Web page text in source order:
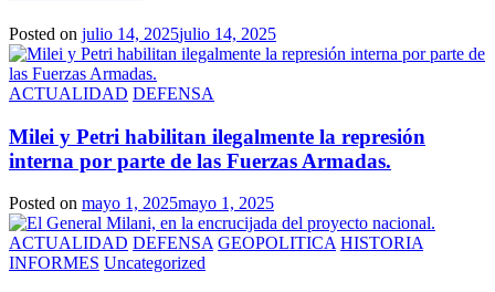
Posted on julio 14, 2025julio 14, 2025
ACTUALIDAD DEFENSA
Milei y Petri habilitan ilegalmente la represión
interna por parte de las Fuerzas Armadas.
Posted on mayo 1, 2025mayo 1, 2025
ACTUALIDAD DEFENSA GEOPOLITICA HISTORIA
INFORMES Uncategorized